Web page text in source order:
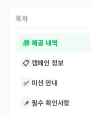
목차
🎁 제공 내역
📋 캠페인 정보
✅ 미션 안내
📌 필수 확인사항